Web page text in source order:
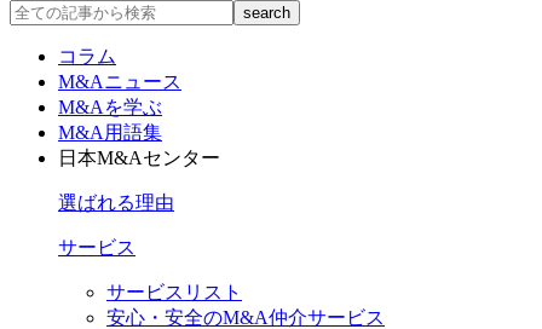
コラム
M&Aニュース
M&Aを学ぶ
M&A用語集
日本M&Aセンター
選ばれる理由
サービス
サービスリスト
安心・安全のM&A仲介サービス